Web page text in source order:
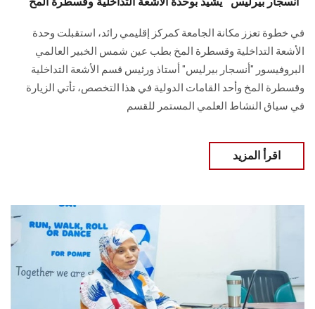
الزائـرون
سجل الان
في خطوة تعزز مكانة الجامعة كمركز إقليمي رائد، استقبلت وحدة
الأشعة التداخلية وقسطرة المخ بطب عين شمس الخبير العالمي
البروفيسور "أنسجار بيرليس" أستاذ ورئيس قسم الأشعة التداخلية
وقسطرة المخ وأحد القامات الدولية في هذا التخصص، تأتي الزيارة
في سياق النشاط العلمي المستمر للقسم
اقرأ المزيد